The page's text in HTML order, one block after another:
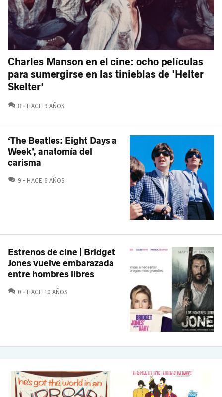
Charles Manson en el cine: ocho películas
para sumergirse en las tinieblas de 'Helter
Skelter'
8 COMENTARIOS
HACE 9 AÑOS
‘The Beatles: Eight Days a
Week’, anatomía del
carisma
9 COMENTARIOS
HACE 6 AÑOS
Estrenos de cine | Bridget
Jones vuelve embarazada
entre hombres libres
0 COMENTARIOS
HACE 10 AÑOS